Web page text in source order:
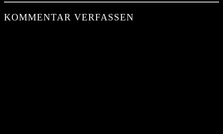
KOMMENTAR VERFASSEN